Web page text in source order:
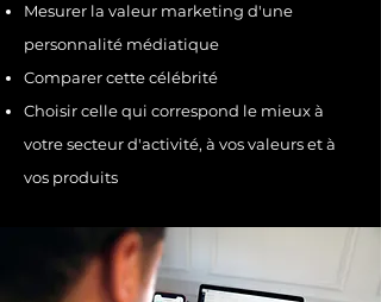
Mesurer la valeur marketing d'une
personnalité médiatique
Comparer cette célébrité
Choisir celle qui correspond le mieux à
votre secteur d'activité, à vos valeurs et à
vos produits